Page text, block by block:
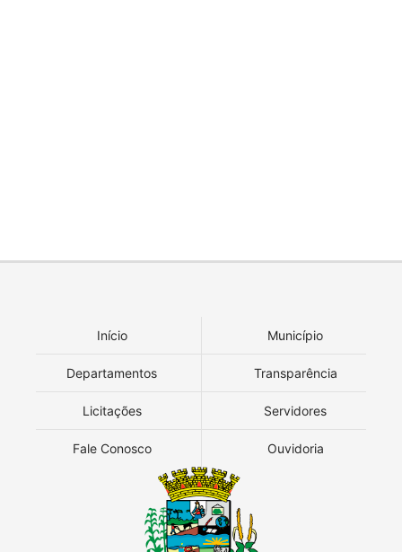
Início Município
Departamentos Transparência
Licitações Servidores
Fale Conosco Ouvidoria